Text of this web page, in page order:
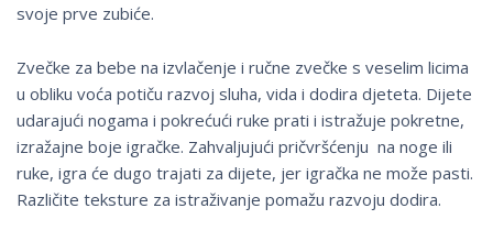
svoje prve zubiće.
Zvečke za bebe na izvlačenje i ručne zvečke s veselim licima
u obliku voća potiču razvoj sluha, vida i dodira djeteta. Dijete
udarajući nogama i pokrećući ruke prati i istražuje pokretne,
izražajne boje igračke. Zahvaljujući pričvršćenju na noge ili
ruke, igra će dugo trajati za dijete, jer igračka ne može pasti.
Različite teksture za istraživanje pomažu razvoju dodira.